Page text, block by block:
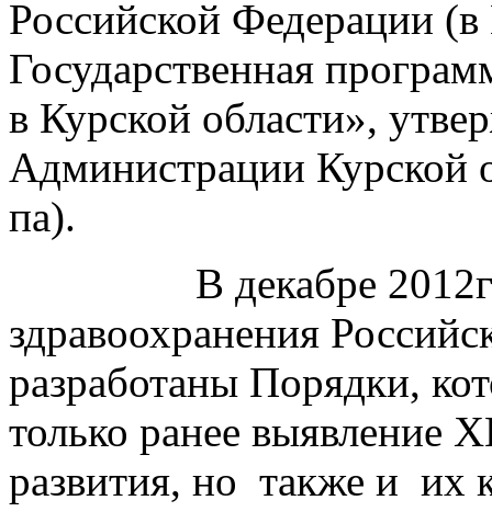
Российской Федерации (в
Государственная
в Курской области»,
Администрации Курской
па).
В декабре
здравоохранения
разработаны Порядки,
только ранее выявление
развития, но также и их